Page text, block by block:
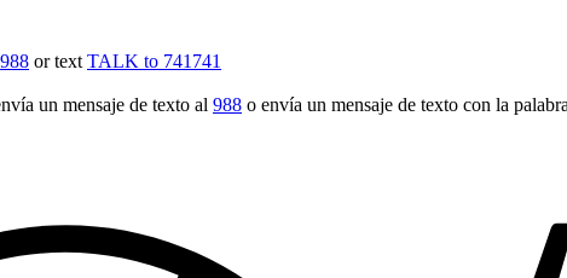
988 or text TALK to 741741
un mensaje de texto al 988 o envía un mensaje de texto con la palabra